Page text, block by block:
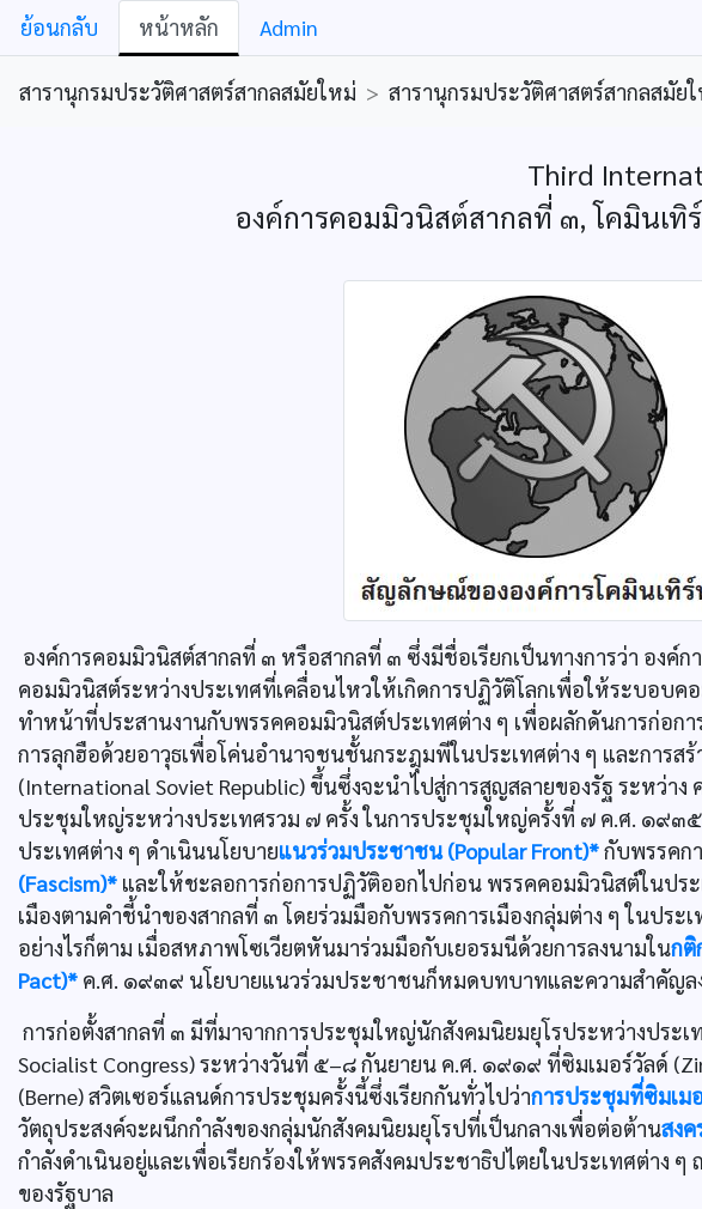
ย้อนกลับ หน้าหลัก Admin
สารานุกรมประวัติศาสตร์สากลสมัยใหม่ > สารานุกรมประวัติศาสตร์สากลสมัย
Third
องค์การคอมมิวนิสต์สากลที่ ๓, โคมินเ
องค์การคอมมิวนิสต์สากลที่ ๓ หรือสากลที่ ๓ ซึ่งมีชื่อเรียกเป็นทางการว่า องค์ก
คอมมิวนิสต์ระหว่างประเทศที่เคลื่อนไหวให้เกิดการปฏิวัติโลกเพื่อให้ระบอ
ทำหน้าที่ประสานงานกับพรรคคอมมิวนิสต์ประเทศต่าง ๆ เพื่อผลักดันการก่อก
การลุกฮือด้วยอาวุธเพื่อโค่นอำนาจชนชั้นกระฎุมพีในประเทศต่าง ๆ และการสร้
(International Soviet Republic) ขึ้นซึ่งจะนำไปสู่การสูญสลายของรัฐ ระหว่
ประชุมใหญ่ระหว่างประเทศรวม ๗ ครั้ง ในการประชุมใหญ่ครั้งที่ ๗ ค.ศ. ๑๙
ประเทศต่าง ๆ ดำเนินนโยบายแนวร่วมประชาชน (Popular Front)*กับพรรคก
(Fascism)* และให้ชะลอการก่อการปฏิวัติออกไปก่อน พรรคคอมมิวนิสต์ในปร
เมืองตามคำชี้นำของสากลที่ ๓ โดยร่วมมือกับพรรคการเมืองกลุ่มต่าง ๆ ในปร
อย่างไรก็ตาม เมื่อสหภาพโซเวียตหันมาร่วมมือกับเยอรมนีด้วยการลงนามในกติ
Pact)* ค.ศ. ๑๙๓๙ นโยบายแนวร่วมประชาชนก็หมดบทบาทและความสำคัญล
การก่อตั้งสากลที่ ๓ มีที่มาจากการประชุมใหญ่นักสังคมนิยมยุโรประหว่างประ
Socialist Congress) ระหว่างวันที่ ๕–๘ กันยายน ค.ศ. ๑๙๑๙ ที่ซิมเมอร์วัลด์
(Berne) สวิตเซอร์แลนด์การประชุมครั้งนี้ซึ่งเรียกกันทั่วไปว่าการประชุมที่ซิมเม
วัตถุประสงค์จะผนึกกำลังของกลุ่มนักสังคมนิยมยุโรปที่เป็นกลางเพื่อต่อต้านสงค
กำลังดำเนินอยู่และเพื่อเรียกร้องให้พรรคสังคมประชาธิปไตยในประเทศต่าง
ของรัฐบาล